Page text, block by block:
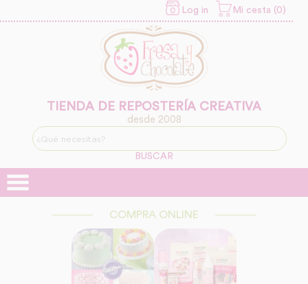
Log in Mi cesta (0)
TIENDA DE REPOSTERÍA CREATIVA
desde 2008
BUSCAR
COMPRA ONLINE
INFORMACION SOBRE LA
PROTECCIÓN DE TUS
Legitimación:
Destinatarios: